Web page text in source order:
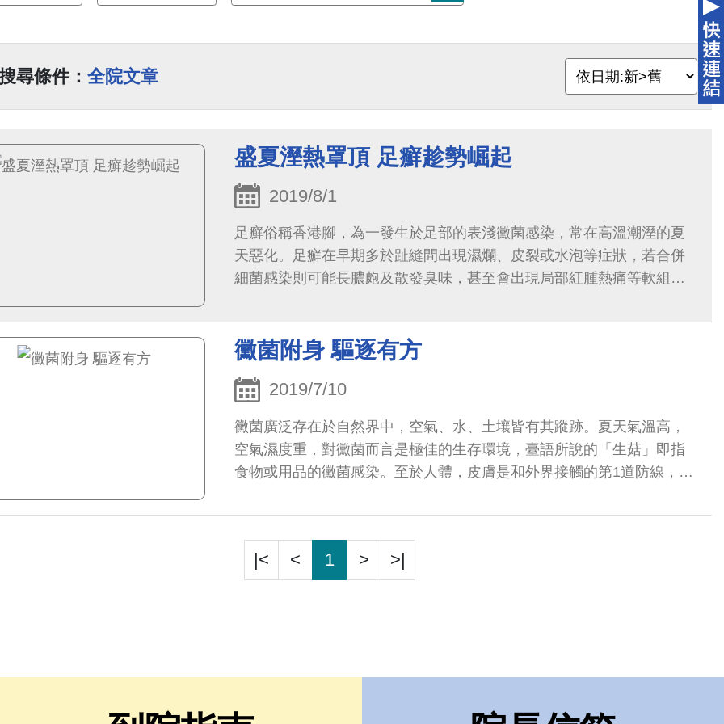
尋條件： 全院文章
盛夏溼熱罩頂 足癬趁勢崛起
2019/8/1
足癬俗稱香港腳，為一發生於足部的表淺黴菌感染，常在高溫潮溼的夏
天惡化。足癬在早期多於趾縫間出現濕爛、皮裂或水泡等症狀，若合併
細菌感染則可能長膿皰及散發臭味，甚至會出現局部紅腫熱痛等軟組織
黴菌附身 驅逐有方
2019/7/10
黴菌廣泛存在於自然界中，空氣、水、土壤皆有其蹤跡。夏天氣溫高，
空氣濕度重，對黴菌而言是極佳的生存環境，臺語所說的「生菇」即指
食物或用品的黴菌感染。至於人體，皮膚是和外界接觸的第1道防線，防
|< < 1 > >|